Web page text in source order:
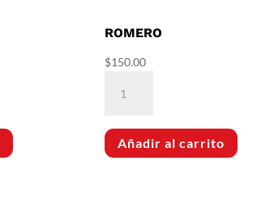
ROMERO
$150.00
cantidad
Añadir al carrito